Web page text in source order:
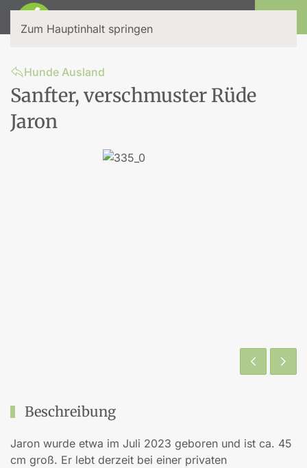
Zum Hauptinhalt springen
Hunde Ausland
Sanfter, verschmuster Rüde
Jaron
Beschreibung
Jaron wurde etwa im Juli 2023 geboren und ist ca. 45
cm groß. Er lebt derzeit bei einer privaten